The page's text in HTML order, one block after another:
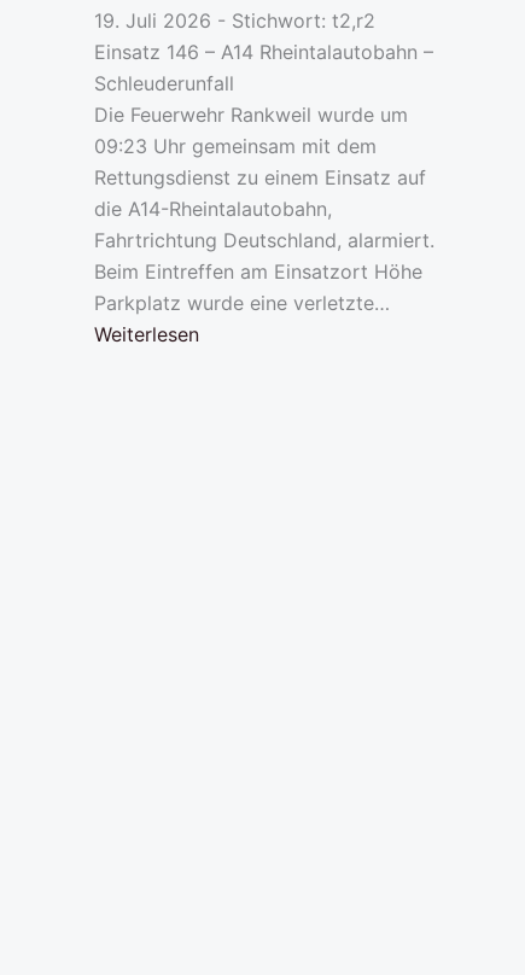
19. Juli 2026 - Stichwort: t2,r2
Einsatz 146 – A14 Rheintalautobahn –
Schleuderunfall
Die Feuerwehr Rankweil wurde um
09:23 Uhr gemeinsam mit dem
Rettungsdienst zu einem Einsatz auf
die A14-Rheintalautobahn,
Fahrtrichtung Deutschland, alarmiert.
Beim Eintreffen am Einsatzort Höhe
Parkplatz wurde eine verletzte…
Weiterlesen